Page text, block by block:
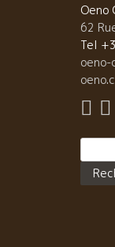
まし
絶妙
豆、
入れ
わせ
Oeno
62
Tel